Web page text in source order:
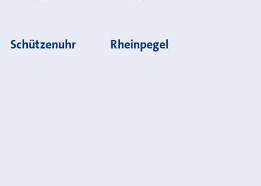
Schützenuhr Rheinpegel